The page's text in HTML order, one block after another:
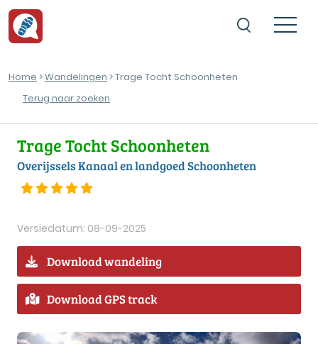
Home >Wandelingen > Trage Tocht Schoonheten
Terug naar zoeken
Trage Tocht Schoonheten
Overijssels Kanaal en landgoed Schoonheten
Versiedatum: 08-09-2025
Download wandeling
Download GPS track